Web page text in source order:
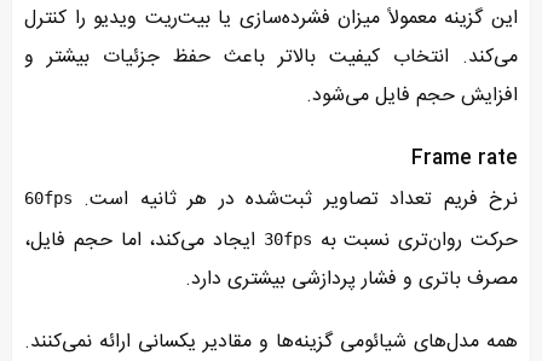
این گزینه معمولاً میزان فشرده‌سازی یا بیت‌ریت ویدیو را کنترل
می‌کند. انتخاب کیفیت بالاتر باعث حفظ جزئیات بیشتر و
افزایش حجم فایل می‌شود.
Frame rate
نرخ فریم تعداد تصاویر ثبت‌شده در هر ثانیه است.
60fps
حرکت روان‌تری نسبت به 30fps ایجاد می‌کند، اما حجم فایل،
مصرف باتری و فشار پردازشی بیشتری دارد.
همه مدل‌های شیائومی گزینه‌ها و مقادیر یکسانی ارائه نمی‌کنند.